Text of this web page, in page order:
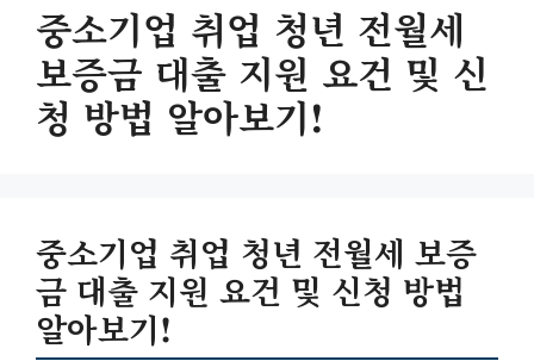
중소기업 취업 청년 전월세
보증금 대출 지원 요건 및 신
청 방법 알아보기!
중소기업 취업 청년 전월세 보증
금 대출 지원 요건 및 신청 방법
알아보기!